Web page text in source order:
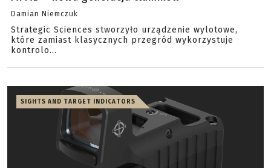
Damian Niemczuk
Strategic Sciences stworzyło urządzenie wylotowe,
które zamiast klasycznych przegród wykorzystuje
kontrolo...
SIGHTS AND TARGET INDICATORS